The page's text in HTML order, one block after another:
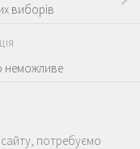
виборів
неможливе
сайту, потребуємо